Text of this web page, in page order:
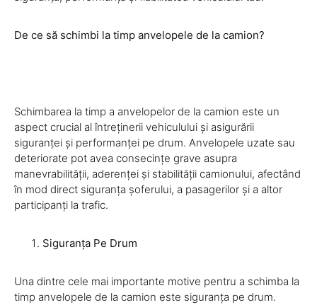
De ce să schimbi la timp anvelopele de la camion?
Schimbarea la timp a anvelopelor de la camion este un
aspect crucial al întreținerii vehiculului și asigurării
siguranței și performanței pe drum. Anvelopele uzate sau
deteriorate pot avea consecințe grave asupra
manevrabilității, aderenței și stabilității camionului, afectând
în mod direct siguranța șoferului, a pasagerilor și a altor
participanți la trafic.
Siguranța Pe Drum
Una dintre cele mai importante motive pentru a schimba la
timp anvelopele de la camion este siguranța pe drum.